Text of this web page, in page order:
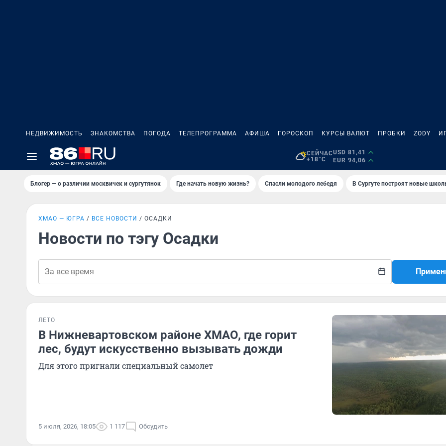
НЕДВИЖИМОСТЬ ЗНАКОМСТВА ПОГОДА ТЕЛЕПРОГРАММА АФИША ГОРОСКОП КУРСЫ ВАЛЮТ ПРОБКИ ZODY
СЕЙЧАС
+18°C
USD 81,41
EUR 94,06
Блогер — о различии москвичек и сургутянок Где начать новую жизнь? Спасли молодого лебедя В Сургуте построят новые
ХМАО — ЮГРА ВСЕ НОВОСТИ ОСАДКИ
Новости по тэгу Осадки
ЛЕТО
В Нижневартовском районе ХМАО, где горит
лес, будут искусственно вызывать дожди
Для этого пригнали специальный самолет
5 июля, 2026, 18:05 1 117 Обсудить